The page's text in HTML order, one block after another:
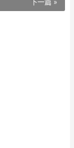
下一篇 »